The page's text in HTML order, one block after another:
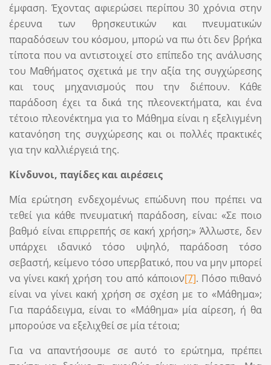
έμφαση. Έχοντας αφιερώσει περίπου 30 χρόνια στην
έρευνα των θρησκευτικών και πνευματικών
παραδόσεων του κόσμου, μπορώ να πω ότι δεν βρήκα
τίποτα που να αντιστοιχεί στο επίπεδο της ανάλυσης
του Μαθήματος σχετικά με την αξία της συγχώρεσης
και τους μηχανισμούς που την διέπουν. Κάθε
παράδοση έχει τα δικά της πλεονεκτήματα, και ένα
τέτοιο πλεονέκτημα για το Μάθημα είναι η εξελιγμένη
κατανόηση της συγχώρεσης και οι πολλές πρακτικές
για την καλλιέργειά της.
Κίνδυνοι, παγίδες και αιρέσεις
Μία ερώτηση ενδεχομένως επώδυνη που πρέπει να
τεθεί για κάθε πνευματική παράδοση, είναι: «Σε ποιο
βαθμό είναι επιρρεπής σε κακή χρήση;» Άλλωστε, δεν
υπάρχει ιδανικό τόσο υψηλό, παράδοση τόσο
σεβαστή, κείμενο τόσο υπερβατικό, που να μην μπορεί
να γίνει κακή χρήση του από κάποιον[7]. Πόσο πιθανό
είναι να γίνει κακή χρήση σε σχέση με το «Μάθημα»;
Για παράδειγμα, είναι το «Μάθημα» μία αίρεση, ή θα
μπορούσε να εξελιχθεί σε μία τέτοια;
Για να απαντήσουμε σε αυτό το ερώτημα, πρέπει